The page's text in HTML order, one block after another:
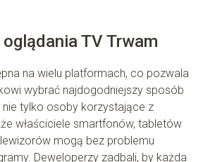
TV Trwam
na wielu platformach, co pozwala
wybrać najdogodniejszy sposób
nie tylko osoby korzystające z
właściciele smartfonów, tabletów
mogą bez problemu
Deweloperzy zadbali, by każda